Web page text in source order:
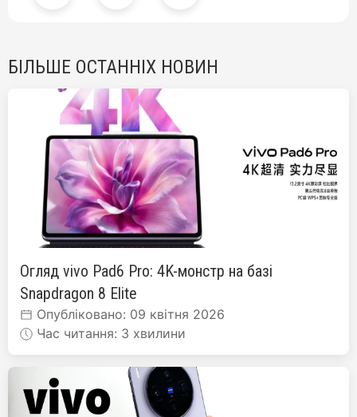
БІЛЬШЕ ОСТАННІХ НОВИН
Огляд vivo Pad6 Pro: 4K-монстр на базі
Snapdragon 8 Elite
Опубліковано: 09 квітня 2026
Час читання: 3 хвилини